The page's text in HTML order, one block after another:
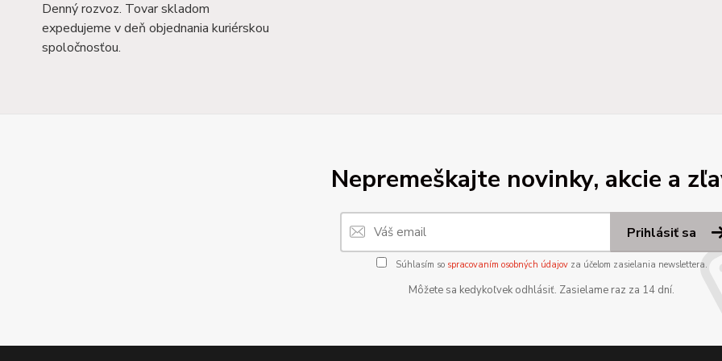
Denný rozvoz. Tovar skladom
expedujeme v deň objednania kuriérskou
spoločnosťou.
Nepremeškajte novinky, akcie a
Prihlásiť sa
Súhlasím so spracovaním osobných údajovza účelom zasielania newslettera.
Môžete sa kedykoľvek odhlásiť. Zasielame raz za 14 dní.